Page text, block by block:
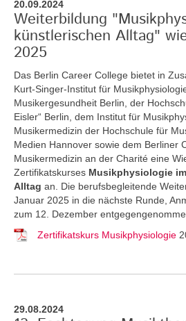
20.09.2024
Weiterbildung
künstlerischen Alltag"
2025
Das Berlin Career College bietet in
Kurt-Singer-Institut für
Musikergesundheit Berlin, der
Eisler“ Berlin, dem Institut für
Musikermedizin der Hochschule für
Medien Hannover sowie dem Berliner
Musikermedizin an der Charité eine
Zertifikatskurses Musikphysiologie
Alltag an.
Die berufsbegleitende
Januar 2025 in die nächste Runde,
zum 12. Dezember
Zertifikatskurs Musikphysiologie
29.08.2024